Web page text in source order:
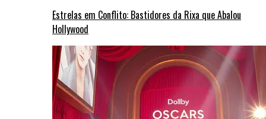
Estrelas em Conflito: Bastidores da Rixa que Abalou
Hollywood